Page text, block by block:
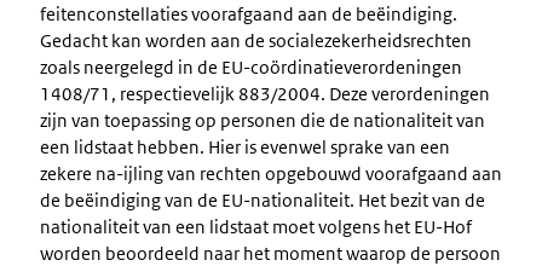
feitenconstellaties voorafgaand aan de beëindiging.
Gedacht kan worden aan de socialezekerheidsrechten
zoals neergelegd in de EU-coördinatieverordeningen
1408/71, respectievelijk 883/2004. Deze verordeningen
zijn van toepassing op personen die de nationaliteit van
een lidstaat hebben. Hier is evenwel sprake van een
zekere na-ijling van rechten opgebouwd voorafgaand aan
de beëindiging van de EU-nationaliteit. Het bezit van de
nationaliteit van een lidstaat moet volgens het EU-Hof
worden beoordeeld naar het moment waarop de persoon